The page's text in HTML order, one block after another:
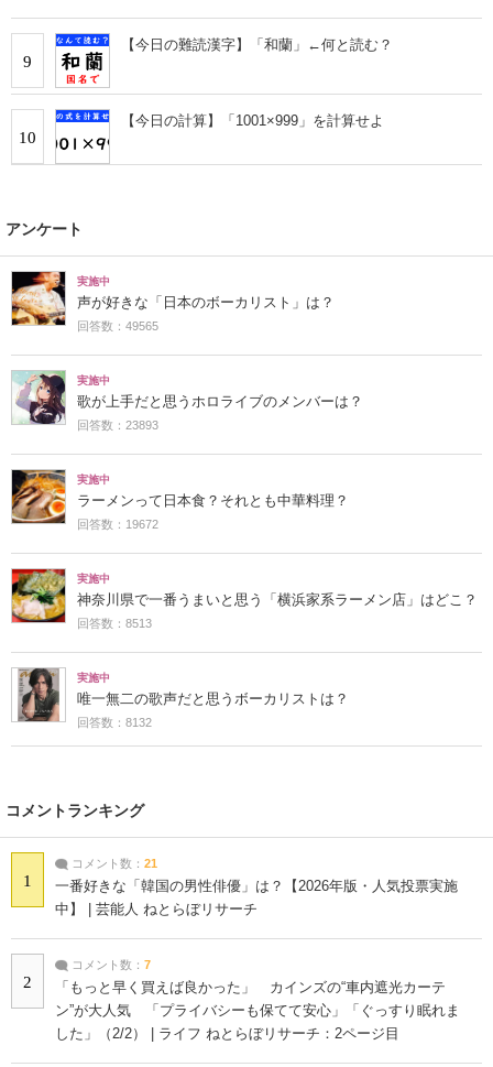
9
【今日の難読漢字】「和蘭」←何と読む？
10
【今日の計算】「1001×999」を計算せよ
アンケート
実施中
声が好きな「日本のボーカリスト」は？
回答数：49565
実施中
歌が上手だと思うホロライブのメンバーは？
回答数：23893
実施中
ラーメンって日本食？それとも中華料理？
回答数：19672
実施中
神奈川県で一番うまいと思う「横浜家系ラーメン店」はどこ？
回答数：8513
実施中
唯一無二の歌声だと思うボーカリストは？
回答数：8132
コメントランキング
1
コメント数： 21
一番好きな「韓国の男性俳優」は？【2026年版・人気投票実施
中】 | 芸能人 ねとらぼリサーチ
2
コメント数： 7
「もっと早く買えば良かった」 カインズの“車内遮光カーテ
ン”が大人気 「プライバシーも保てて安心」「ぐっすり眠れま
した」（2/2） | ライフ ねとらぼリサーチ：2ページ目